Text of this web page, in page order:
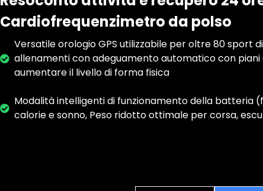
Cardiofrequenzimetro da polso
Versatile orologio GPS utilizzabile per oltre 80 sport
allenamenti con adeguamento automatico con piani
aumentare il livello di forma fisica
Modalità intelligenti di funzionamento della batteria
calorie e sonno, Peso ridotto ottimale per corsa,